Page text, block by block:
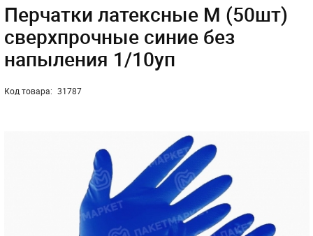
Перчатки латексные M (50шт)
сверхпрочные синие без
напыления 1/10уп
Код товара: 31787